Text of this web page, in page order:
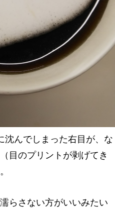
沈んでしまった右目が、な
目のプリントが剥げてき
らさない方がいいみたい